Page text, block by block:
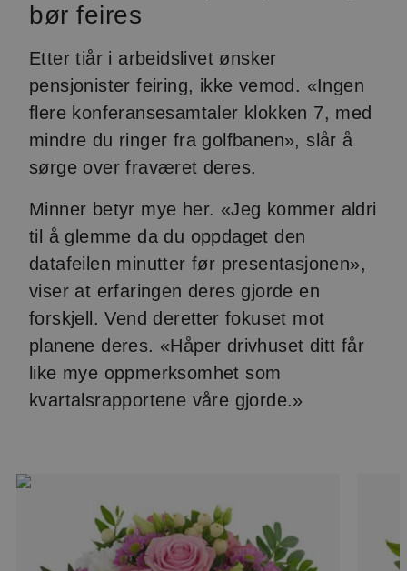
bør feires
Etter tiår i arbeidslivet ønsker
pensjonister feiring, ikke vemod. «Ingen
flere konferansesamtaler klokken 7, med
mindre du ringer fra golfbanen», slår å
sørge over fraværet deres.
Minner betyr mye her. «Jeg kommer aldri
til å glemme da du oppdaget den
datafeilen minutter før presentasjonen»,
viser at erfaringen deres gjorde en
forskjell. Vend deretter fokuset mot
planene deres. «Håper drivhuset ditt får
like mye oppmerksomhet som
kvartalsrapportene våre gjorde.»